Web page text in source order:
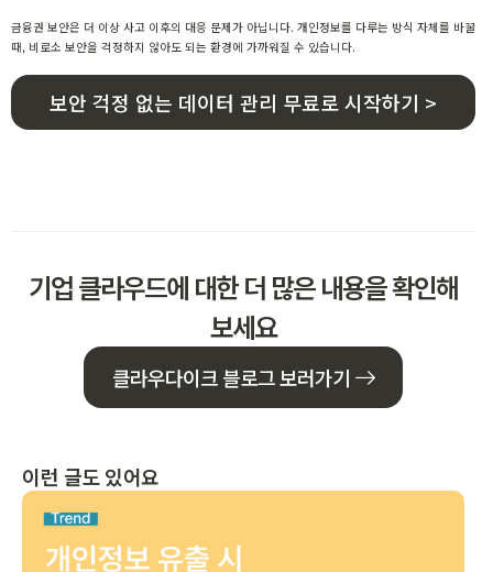
금융권 보안은 더 이상 사고 이후의 대응 문제가 아닙니다. 개인정보를 다루는 방식 자체를 바꿀
때, 비로소 보안을 걱정하지 않아도 되는 환경에 가까워질 수 있습니다.
보안 걱정 없는 데이터 관리 무료로 시작하기 >
기업 클라우드에 대한 더 많은 내용을 확인해
보세요
클라우다이크 블로그 보러가기
이런 글도 있어요